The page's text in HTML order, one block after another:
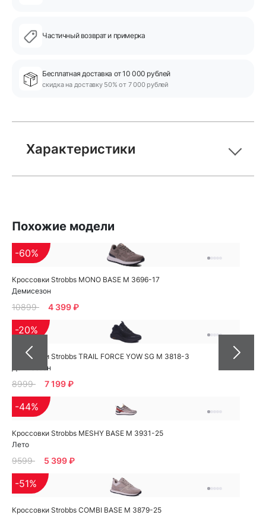
Частичный возврат и примерка
Бесплатная доставка от 10 000 рублей
скидка на доставку 50% от 7 000 рублей
Характеристики
Похожие модели
Кроссовки Strobbs MONO BASE M 3696-17
Демисезон
-60%
10899 4 399 ₽
Кроссовки Strobbs TRAIL FORCE YOW SG M 3818-3
Демисезон
-20%
8999 7 199 ₽
Кроссовки Strobbs MESHY BASE M 3931-25
Лето
-44%
9599 5 399 ₽
Кроссовки Strobbs COMBI BASE M 3879-25
-51%